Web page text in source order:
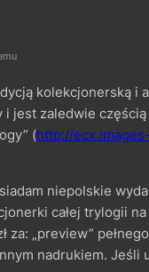
kolekcjonerską i
jest zaledwie
(http://
niepolskie
całej trylogii
za: „preview”
nadrukiem. Jeśli